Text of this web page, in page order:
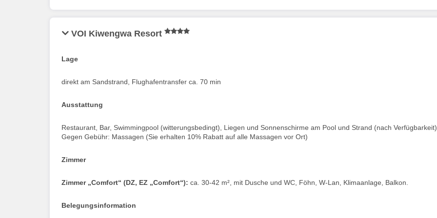
VOI Kiwengwa Resort
Lage
direkt am Sandstrand, Flughafentransfer ca. 70 min
Ausstattung
Restaurant, Bar, Swimmingpool (witterungsbedingt), Liegen und Sonnenschirme am Pool und Strand (nach
Gegen Gebühr: Massagen (Sie erhalten 10% Rabatt auf alle Massagen vor Ort)
Zimmer
Zimmer „Comfort“ (DZ, EZ „Comfort“): ca. 30-42 m², mit Dusche und WC, Föhn, W-Lan, Klimaanlage, Balkon.
Belegungsinformation